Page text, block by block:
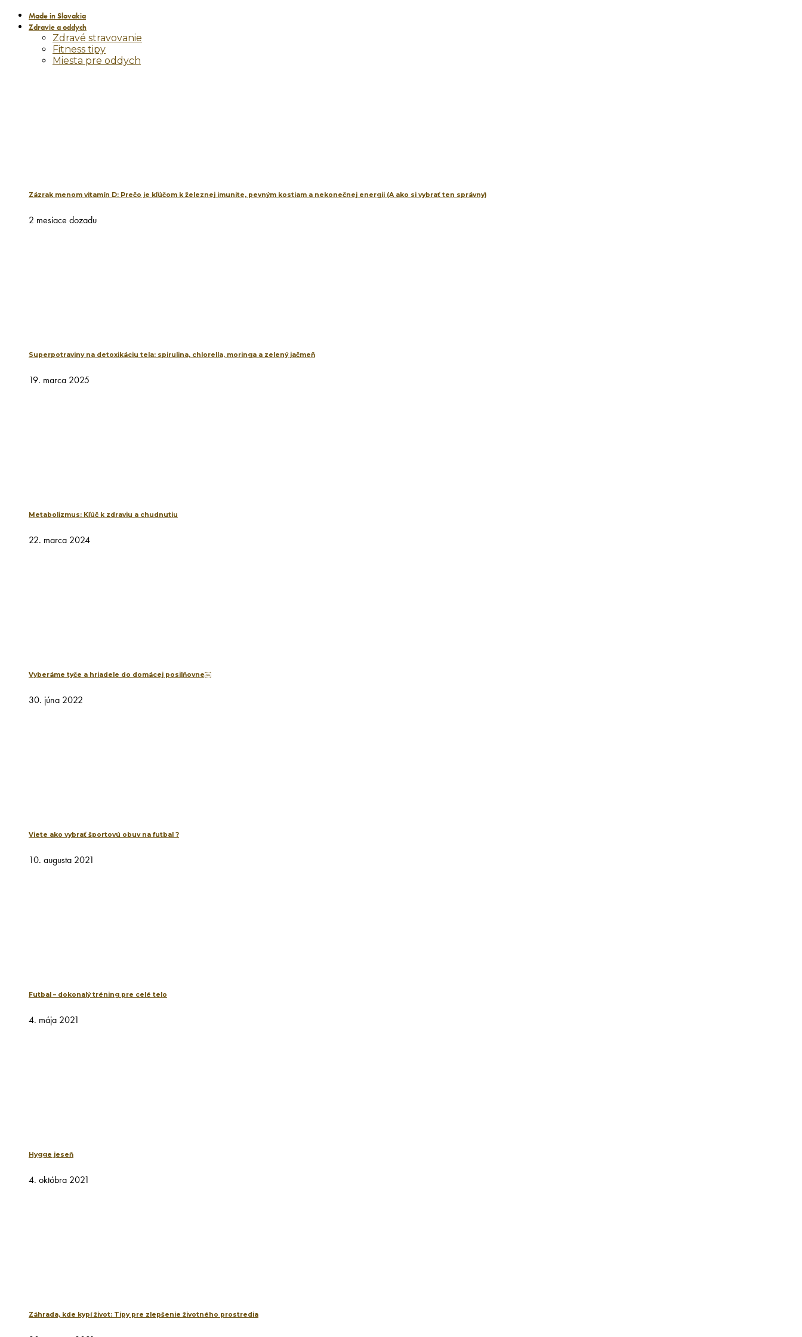
Made in Slovakia
Zdravie a oddych
Zdravé stravovanie
Fitness tipy
Miesta pre oddych
Zázrak menom vitamín D: Prečo je kľúčom k železnej imunite, pevným kostiam a nekonečnej energii (A ako si vybrať ten správny)
2 mesiace dozadu
Superpotraviny na detoxikáciu tela: spirulina, chlorella, moringa a zelený jačmeň
19. marca 2025
Metabolizmus: Kľúč k zdraviu a chudnutiu
22. marca 2024
Vyberáme tyče a hriadele do domácej posilňovne￼
30. júna 2022
Viete ako vybrať športovú obuv na futbal ?
10. augusta 2021
Futbal – dokonalý tréning pre celé telo
4. mája 2021
Hygge jeseň
4. októbra 2021
Záhrada, kde kypí život: Tipy pre zlepšenie životného prostredia